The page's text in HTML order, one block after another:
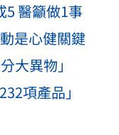
5 醫籲做1事
是心健關鍵
大異物」
項產品」